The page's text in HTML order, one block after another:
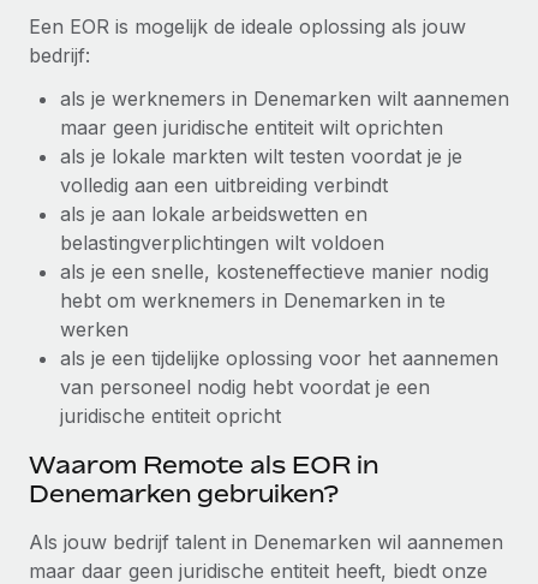
Secundaire arbeidsvoorwaarden
Eenvoudig secundaire arbeidsvoorwaarden
BLOG
Productupdates van Remote: Gusto- en Xero-
integraties en Contractor Management Plus
Het blijft de missie van Remote om alle soorten bedrijven
te helpen bij het aannemen, beheren en...
Meer informatie
Hoe Phiture 55 werknemers in 19 landen
beheert met Remote
Phiture, een toonaangevende leider in de wereldwijde
mobiele groeiadviessector, zet zich sinds 2016...
Meer informatie
Een EOR is mogelijk de ideale oplossing als jouw
bedrijf:
als je werknemers in Denemarken wilt aannemen
maar geen juridische entiteit wilt oprichten
als je lokale markten wilt testen voordat je je
volledig aan een uitbreiding verbindt
als je aan lokale arbeidswetten en
belastingverplichtingen wilt voldoen
als je een snelle, kosteneffectieve manier nodig
hebt om werknemers in Denemarken in te
werken
als je een tijdelijke oplossing voor het aannemen
van personeel nodig hebt voordat je een
juridische entiteit opricht
Waarom Remote als EOR in
Denemarken gebruiken?
Als jouw bedrijf talent in Denemarken wil aannemen
maar daar geen juridische entiteit heeft, biedt onze